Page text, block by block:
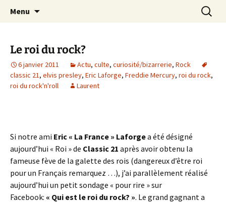
Laurent Rieppi
Journaliste musical · Historien du rock ·
Conférencier
Menu
Le roi du rock?
6 janvier 2011 Actu, culte, curiosité/bizarrerie, Rock
classic 21, elvis presley, Eric Laforge, Freddie Mercury, roi du rock,
roi du rock'n'roll
Laurent
Si notre ami Eric « La France » Laforgea été désigné
aujourd’hui « Roi » de Classic 21 après avoir obtenu la
fameuse fève de la galette des rois (dangereux d’être roi
pour un Français remarquez …), j’ai parallèlement réalisé
aujourd’hui un petit sondage « pour rire » sur
Facebook: « Qui est le roi du rock? ». Le grand gagnant a